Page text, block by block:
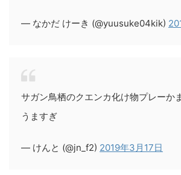
— なかだ けーき (@yuusuke04kik)
サガン鳥栖のクエンカ化け物プレーか
うますぎ
— けんと (@jn_f2) 2019年3月17日